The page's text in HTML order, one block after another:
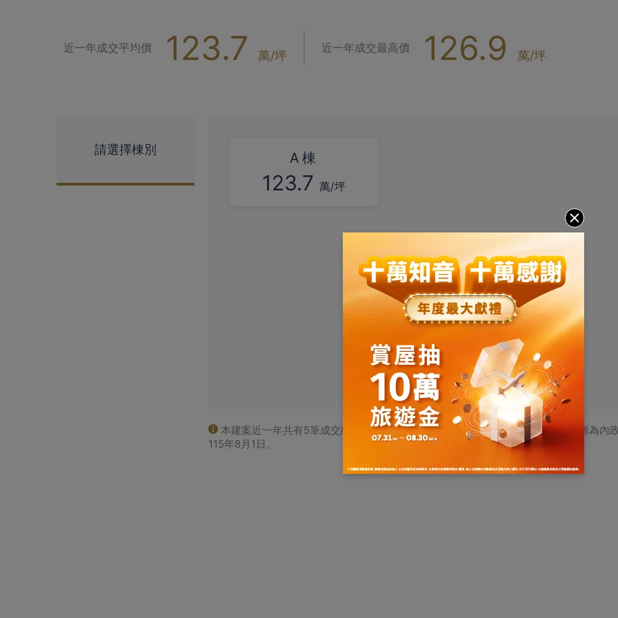
近一年成交平均價 123.7 萬/坪
近一年成交最高價 126.9 萬/坪
請選擇棟別 A棟
123.7萬/坪
本建案近一年共有5筆成交紀錄，單價剔除店面、特殊交易及扣除車位，數據來源為內
115年8月1日。